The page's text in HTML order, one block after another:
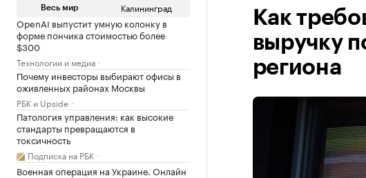
Весь мир Калининград
OpenAI выпустит умную колонку в
форме пончика стоимостью более
$300
Технологии и медиа
Почему инвесторы выбирают офисы в
оживленных районах Москвы
РБК и Upside
Патология управления: как высокие
стандарты превращаются в
токсичность
Подписка на РБК
Военная операция на Украине. Онлайн
Как
выручку
региона